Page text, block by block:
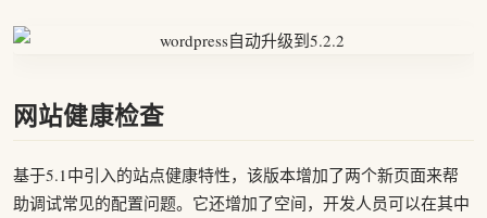
网站健康检查
基于5.1中引入的站点健康特性，该版本增加了两个新页面来帮
助调试常见的配置问题。它还增加了空间，开发人员可以在其中